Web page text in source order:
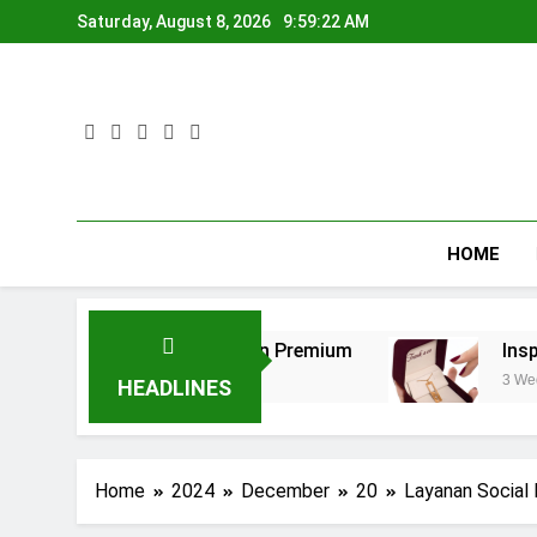
to
Saturday, August 8, 2026 9:59:24 AM
HOME
HEADLINES
Tunangan Premium Inspirasi Hadiah
3 Weeks Ago
Home 2024 December 20 Layanan